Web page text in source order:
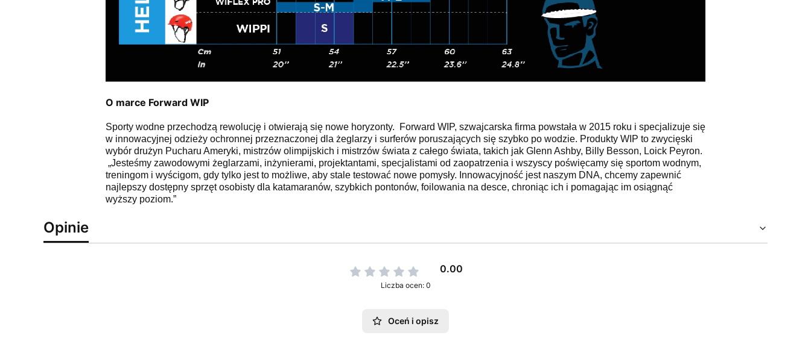
O marce Forward WIP
Sporty wodne przechodzą rewolucję i otwierają się nowe horyzonty. Forward WIP, szwajcarska firma powstała w 2015 roku i specjalizuje się
w innowacyjnej odzieży ochronnej przeznaczonej dla żeglarzy i surferów poruszających się szybko po wodzie. Produkty WIP to zwycięski
wybór drużyn Pucharu Ameryki, mistrzów olimpijskich i mistrzów świata z całego świata, takich jak Glenn Ashby, Billy Besson, Loick Peyron.
„Jesteśmy zawodowymi żeglarzami, inżynierami, projektantami, specjalistami od zaopatrzenia i wszyscy poświęcamy się sportom wodnym,
treningom i wyścigom, gdy tylko jest to możliwe, aby stale testować nowe pomysły. Innowacyjność jest naszym DNA, chcemy zapewnić
najlepszy dostępny sprzęt osobisty dla katamaranów, szybkich pontonów, foilowania na desce, chroniąc ich i pomagając im osiągnąć
wyższy poziom.”
Opinie
0.00
Liczba ocen: 0
Oceń i opisz